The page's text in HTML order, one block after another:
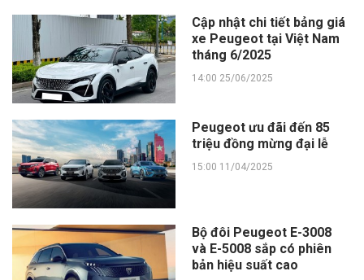
Cập nhật chi tiết bảng giá
xe Peugeot tại Việt Nam
tháng 6/2025
14:00 25/06/2025
Peugeot ưu đãi đến 85
triệu đồng mừng đại lễ
15:00 11/04/2025
Bộ đôi Peugeot E-3008
và E-5008 sắp có phiên
bản hiệu suất cao